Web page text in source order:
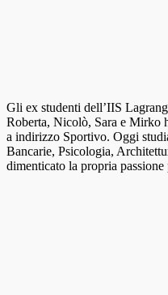
Gli ex studenti dell’IIS
Roberta, Nicolò, Sara e Mirko
a indirizzo Sportivo. Oggi
Bancarie, Psicologia,
dimenticato la propria passione